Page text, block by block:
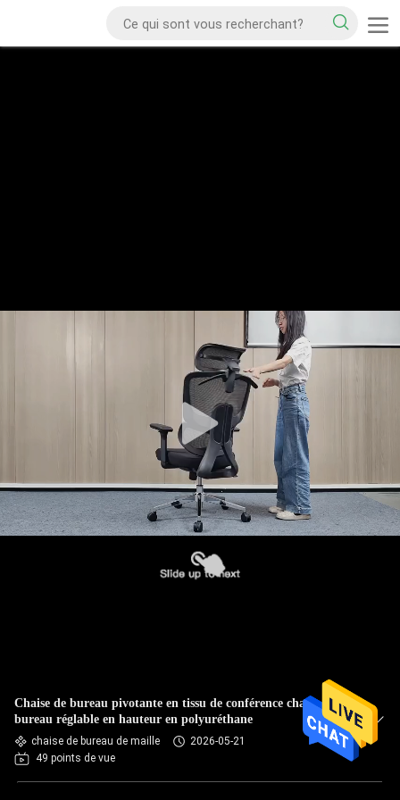
Chaise de bureau pivotante en tissu de conférence chaise de
bureau réglable en hauteur en polyuréthane
chaise de bureau de maille
2026-05-21
49 points de vue